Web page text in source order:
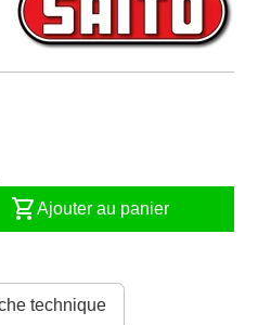
shopping_cartAjouter au panier
technique